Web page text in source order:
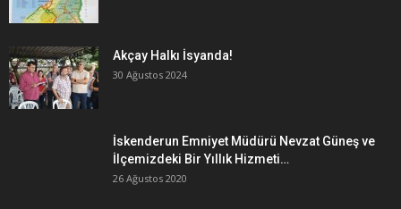
Akçay Halkı İsyanda!
30 Ağustos 2024
İskenderun Emniyet Müdürü Nevzat Güneş ve
İlçemizdeki Bir Yıllık Hizmeti…
26 Ağustos 2020